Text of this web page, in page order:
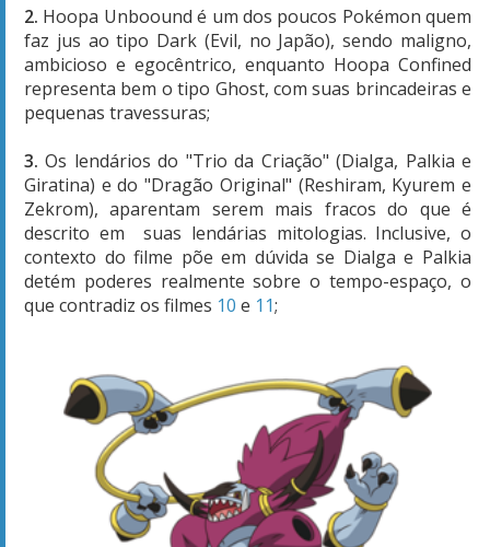
2. Hoopa Unboound é um dos poucos Pokémon quem
faz jus ao tipo Dark (Evil, no Japão), sendo maligno,
ambicioso e egocêntrico, enquanto Hoopa Confined
representa bem o tipo Ghost, com suas brincadeiras e
pequenas travessuras;
3. Os lendários do "Trio da Criação" (Dialga, Palkia e
Giratina) e do "Dragão Original" (Reshiram, Kyurem e
Zekrom), aparentam serem mais fracos do que é
descrito em suas lendárias mitologias. Inclusive, o
contexto do filme põe em dúvida se Dialga e Palkia
detém poderes realmente sobre o tempo-espaço, o
que contradiz os filmes 10 e 11;